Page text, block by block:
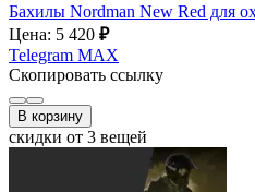
Бахилы Nordman New Red для
Цена: 5 420 ₽
Telegram MAX
Скопировать ссылку
В корзину
скидки от 3 вещей